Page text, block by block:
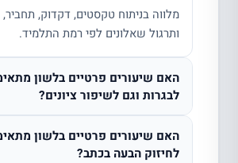
מלווה בניתוח טקסטים, דקדוק,
ותרגול שאלונים לפי רמת התלמיד.
האם שיעורים פרטיים בלשון
לבגרות וגם לשיפור ציונים?
האם שיעורים פרטיים בלשון
לחיזוק הבעה בכתב?